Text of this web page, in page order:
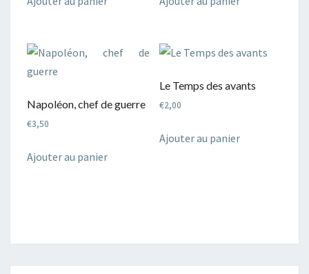
Napoléon, chef de guerre
€3,50
Ajouter au panier
Le Temps des avants
€2,00
Ajouter au panier